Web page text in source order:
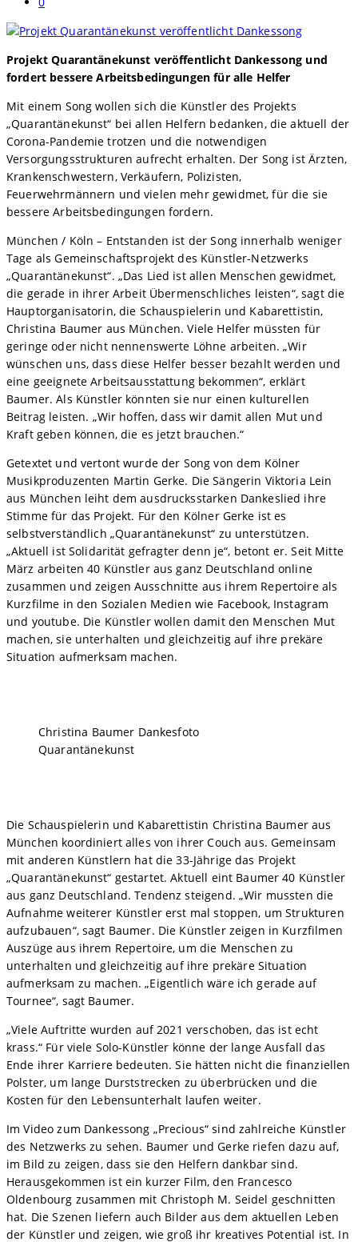
Projekt Quarantänekunst veröffentlicht Dankessong und
fordert bessere Arbeitsbedingungen für alle Helfer
Mit einem Song wollen sich die Künstler des Projekts
„Quarantänekunst“ bei allen Helfern bedanken, die aktuell der
Corona-Pandemie trotzen und die notwendigen
Versorgungsstrukturen aufrecht erhalten. Der Song ist Ärzten,
Krankenschwestern, Verkäufern, Polizisten,
Feuerwehrmännern und vielen mehr gewidmet, für die sie
bessere Arbeitsbedingungen fordern.
München / Köln – Entstanden ist der Song innerhalb weniger
Tage als Gemeinschaftsprojekt des Künstler-Netzwerks
„Quarantänekunst“. „Das Lied ist allen Menschen gewidmet,
die gerade in ihrer Arbeit Übermenschliches leisten“, sagt die
Hauptorganisatorin, die Schauspielerin und Kabarettistin,
Christina Baumer aus München. Viele Helfer müssten für
geringe oder nicht nennenswerte Löhne arbeiten. „Wir
wünschen uns, dass diese Helfer besser bezahlt werden und
eine geeignete Arbeitsausstattung bekommen“, erklärt
Baumer. Als Künstler könnten sie nur einen kulturellen
Beitrag leisten. „Wir hoffen, dass wir damit allen Mut und
Kraft geben können, die es jetzt brauchen.“
Getextet und vertont wurde der Song von dem Kölner
Musikproduzenten Martin Gerke. Die Sängerin Viktoria Lein
aus München leiht dem ausdrucksstarken Dankeslied ihre
Stimme für das Projekt. Für den Kölner Gerke ist es
selbstverständlich „Quarantänekunst“ zu unterstützen.
„Aktuell ist Solidarität gefragter denn je“, betont er. Seit Mitte
März arbeiten 40 Künstler aus ganz Deutschland online
zusammen und zeigen Ausschnitte aus ihrem Repertoire als
Kurzfilme in den Sozialen Medien wie Facebook, Instagram
und youtube. Die Künstler wollen damit den Menschen Mut
machen, sie unterhalten und gleichzeitig auf ihre prekäre
Situation aufmerksam machen.
Christina Baumer Dankesfoto
Quarantänekunst
Die Schauspielerin und Kabarettistin Christina Baumer aus
München koordiniert alles von ihrer Couch aus. Gemeinsam
mit anderen Künstlern hat die 33-Jährige das Projekt
„Quarantänekunst“ gestartet. Aktuell eint Baumer 40 Künstler
aus ganz Deutschland. Tendenz steigend. „Wir mussten die
Aufnahme weiterer Künstler erst mal stoppen, um Strukturen
aufzubauen“, sagt Baumer. Die Künstler zeigen in Kurzfilmen
Auszüge aus ihrem Repertoire, um die Menschen zu
unterhalten und gleichzeitig auf ihre prekäre Situation
aufmerksam zu machen. „Eigentlich wäre ich gerade auf
Tournee“, sagt Baumer.
„Viele Auftritte wurden auf 2021 verschoben, das ist echt
krass.“ Für viele Solo-Künstler könne der lange Ausfall das
Ende ihrer Karriere bedeuten. Sie hätten nicht die finanziellen
Polster, um lange Durststrecken zu überbrücken und die
Kosten für den Lebensunterhalt laufen weiter.
Im Video zum Dankessong „Precious“ sind zahlreiche Künstler
des Netzwerks zu sehen. Baumer und Gerke riefen dazu auf,
im Bild zu zeigen, dass sie den Helfern dankbar sind.
Herausgekommen ist ein kurzer Film, den Francesco
Oldenbourg zusammen mit Christoph M. Seidel geschnitten
hat. Die Szenen liefern auch Bilder aus dem aktuellen Leben
der Künstler und zeigen, wie groß ihr kreatives Potential ist. In